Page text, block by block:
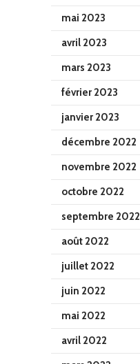
mai 2023
avril 2023
mars 2023
février 2023
janvier 2023
décembre 2022
novembre 2022
octobre 2022
septembre 2022
août 2022
juillet 2022
juin 2022
mai 2022
avril 2022